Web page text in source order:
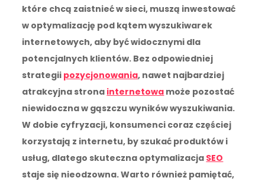
które chcą zaistnieć w sieci, muszą inwestować
w optymalizację pod kątem wyszukiwarek
internetowych, aby być widocznymi dla
potencjalnych klientów. Bez odpowiedniej
strategii pozycjonowania, nawet najbardziej
atrakcyjna strona internetowa może pozostać
niewidoczna w gąszczu wyników wyszukiwania.
W dobie cyfryzacji, konsumenci coraz częściej
korzystają z internetu, by szukać produktów i
usług, dlatego skuteczna optymalizacja SEO
staje się nieodzowna. Warto również pamiętać,